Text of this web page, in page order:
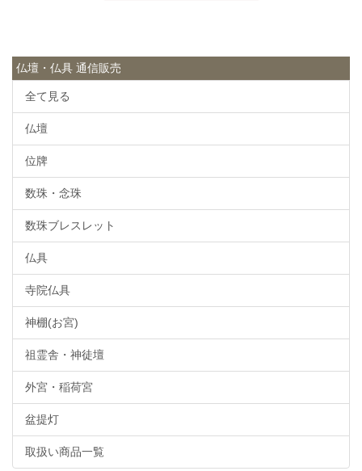
仏壇・仏具 通信販売
全て見る
仏壇
位牌
数珠・念珠
数珠ブレスレット
仏具
寺院仏具
神棚(お宮)
祖霊舎・神徒壇
外宮・稲荷宮
盆提灯
取扱い商品一覧